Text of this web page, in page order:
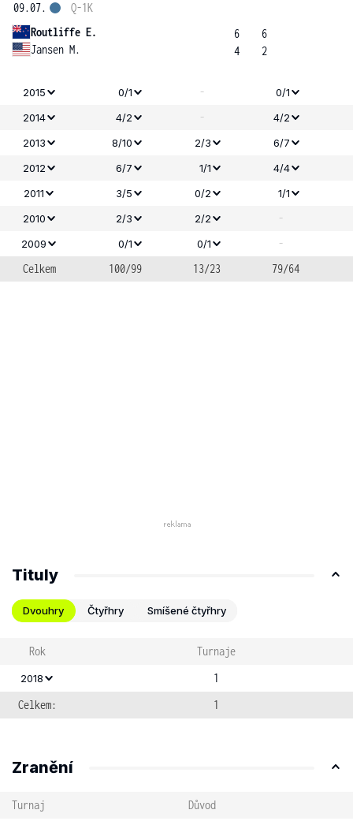
09.07.
Routliffe E.
Jansen M.
Q-1K
6
4
6
2
2015 0/1 -
0/1
2014
4/2 -
4/2
2013
8/10 2/3
6/7
2012
6/7 1/1
4/4
2011
3/5 0/2 1/1
2010
2/3 2/2 -
2009 0/1 0/1
-
Celkem
100/99 13/23 79/64
Tituly
Dvouhry Čtyřhry Smíšené čtyřhry
Rok Turnaje
2018
1
Celkem:
1
Zranění
Turnaj Důvod